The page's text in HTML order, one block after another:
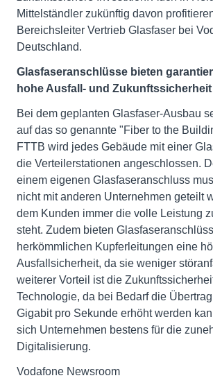
Mittelständler zukünftig davon
Bereichsleiter Vertrieb Glasfaser bei
Deutschland.
Glasfaseranschlüsse bieten
hohe Ausfall- und Zukunftssicherheit
Bei dem geplanten Glasfaser-Ausbau
auf das so genannte "Fiber to the
FTTB wird jedes Gebäude mit einer
die Verteilerstationen angeschlossen.
einem eigenen Glasfaseranschluss
nicht mit anderen Unternehmen geteilt
dem Kunden immer die volle Leistung
steht. Zudem bieten
herkömmlichen Kupferleitungen eine
Ausfallsicherheit, da sie weniger
weiterer Vorteil ist die
Technologie, da bei Bedarf die
Gigabit pro Sekunde erhöht werden
sich Unternehmen bestens für die
Digitalisierung.
Vodafone Newsroom